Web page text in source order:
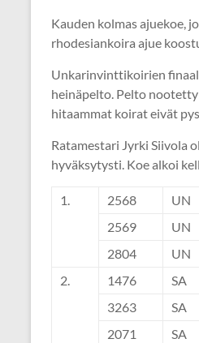
Kauden kolmas ajuekoe,
rhodesiankoira ajue
Unkarinvinttikoirien
heinäpelto. Pelto
hitaammat koirat eivät
Ratamestari Jyrki Siivola
hyväksytysti. Koe alkoi
1. 2568 UN
2569
UN
2804
UN
2.
1476 SA
3263
SA
2071
SA